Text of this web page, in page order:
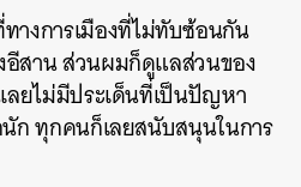
างการเมืองที่ไม่ทับซ้อนกัน
สาน ส่วนผมก็ดูแลส่วนของ
ลยไม่มีประเด็นที่เป็นปัญหา
ก ทุกคนก็เลยสนับสนุนในการ